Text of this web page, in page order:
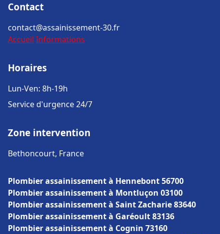
Contact
contact@assainissement-30.fr
Accueil Informations
Horaires
Lun-Ven: 8h-19h
Service d'urgence 24/7
Zone intervention
Bethoncourt, France
Plombier assainissement à Hennebont 56700
Plombier assainissement à Montluçon 03100
Plombier assainissement à Saint Zacharie 83640
Plombier assainissement à Garéoult 83136
Plombier assainissement à Cognin 73160